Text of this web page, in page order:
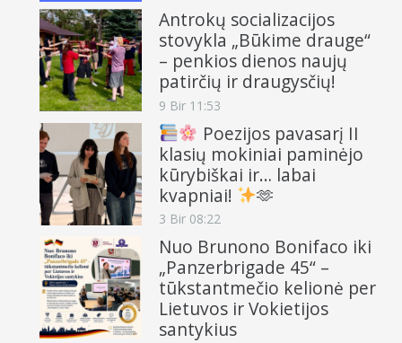
Antrokų socializacijos
stovykla „Būkime drauge“
– penkios dienos naujų
patirčių ir draugysčių!
9 Bir 11:53
Poezijos pavasarį II
klasių mokiniai paminėjo
kūrybiškai ir… labai
kvapniai!
🫶
3 Bir 08:22
Nuo Brunono Bonifaco iki
„Panzerbrigade 45“ –
tūkstantmečio kelionė per
Lietuvos ir Vokietijos
santykius